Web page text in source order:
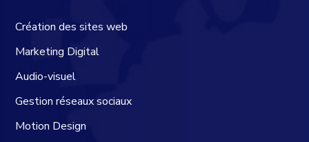
Création des sites web
Marketing Digital
Audio-visuel
Gestion réseaux sociaux
Motion Design